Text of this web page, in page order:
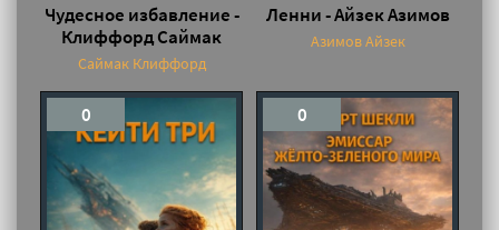
Чудесное избавление -
Клиффорд Саймак
Саймак Клиффорд
Ленни - Айзек Азимов
Азимов Айзек
0 0